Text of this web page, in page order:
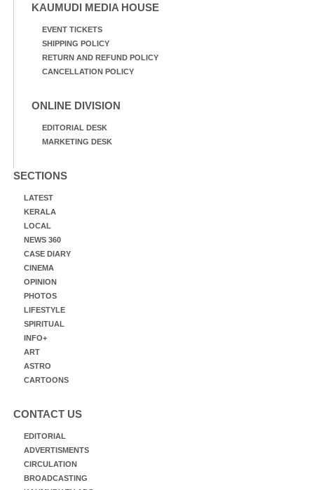
KAUMUDI MEDIA HOUSE
EVENT TICKETS
SHIPPING POLICY
RETURN AND REFUND POLICY
CANCELLATION POLICY
ONLINE DIVISION
EDITORIAL DESK
MARKETING DESK
SECTIONS
LATEST
KERALA
LOCAL
NEWS 360
CASE DIARY
CINEMA
OPINION
PHOTOS
LIFESTYLE
SPIRITUAL
INFO+
ART
ASTRO
CARTOONS
CONTACT US
EDITORIAL
ADVERTISMENTS
CIRCULATION
BROADCASTING